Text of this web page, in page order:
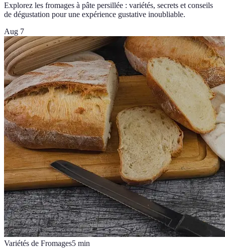
Explorez les fromages à pâte persillée : variétés, secrets et conseils
de dégustation pour une expérience gustative inoubliable.
Aug 7
Variétés de Fromages5 min